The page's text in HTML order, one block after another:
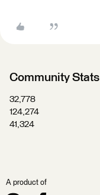
Community Stats
32,778
124,274
41,324
A product of